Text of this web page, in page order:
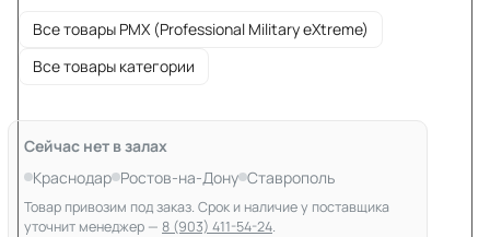
Все товары PMX (Professional Military eXtreme)
Все товары категории
Сейчас нет в залах
Краснодар Ростов-на-Дону Ставрополь
Товар привозим под заказ. Срок и наличие у поставщика
уточнит менеджер — 8 (903) 411-54-24.